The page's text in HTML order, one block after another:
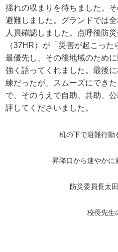
揺れの収まりを待ちました。
避難しました。グランドでは
人員確認しました。点呼後防
（37HR）が「災害が起こっ
最優先し、その後地域のため
強く語ってくれました。最後
練だったが、スムーズにでき
で、そのうえで自助、共助、
評してくださいました。
机の下で避難行動
昇降口から速やかに
防災委員長太
校長先生